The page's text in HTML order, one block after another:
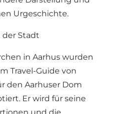
Urgeschichte.
der Stadt
in Aarhus wurden
Travel-Guide von
den Aarhuser Dom
Er wird für seine